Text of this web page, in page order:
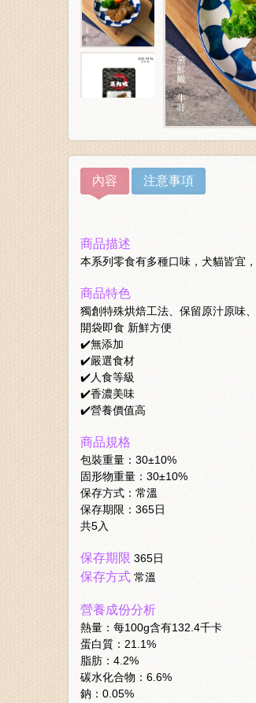
內容 注意事項
商品描述
本系列零食有多種口味，犬貓皆宜
商品特色
獨創特殊烘焙工法、保留原汁原味
開袋即食 新鮮方便
✔️無添加
✔️嚴選食材
✔️人食等級
✔️香濃美味
✔️營養價值高
商品規格
包裝重量：30±10%
固形物重量：30±10%
保存方式：常溫
保存期限：365日
共5入
保存期限 365日
保存方式 常溫
營養成份分析
熱量：每100g含有132.4千卡
蛋白質：21.1%
脂肪：4.2%
碳水化合物：6.6%
鈉：0.05%